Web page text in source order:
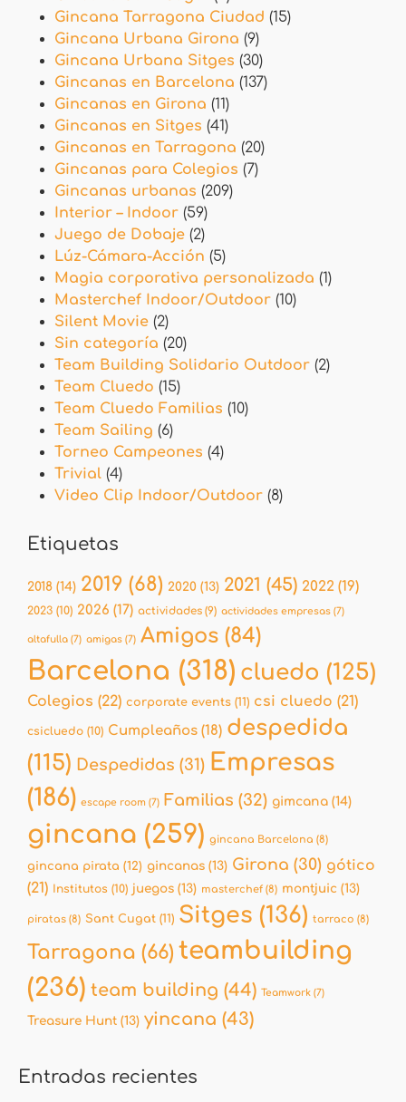
Gincana Tarragona Ciudad (15)
Gincana Urbana Girona (9)
Gincana Urbana Sitges (30)
Gincanas en Barcelona (137)
Gincanas en Girona (11)
Gincanas en Sitges (41)
Gincanas en Tarragona (20)
Gincanas para Colegios (7)
Gincanas urbanas (209)
Interior – Indoor (59)
Juego de Dobaje (2)
Lúz-Cámara-Acción (5)
Magia corporativa personalizada (1)
Masterchef Indoor/Outdoor (10)
Silent Movie (2)
Sin categoría (20)
Team Building Solidario Outdoor (2)
Team Cluedo (15)
Team Cluedo Familias (10)
Team Sailing (6)
Torneo Campeones (4)
Trivial (4)
Video Clip Indoor/Outdoor (8)
Etiquetas
2018 (14) 2019 (68) 2020 (13) 2021 (45) 2022 (19)
2023 (10) 2026 (17) actividades (9) actividades empresas (7)
altafulla (7) amigas (7) Amigos (84)
Barcelona (318) cluedo (125)
Colegios (22) corporate events (11) csi cluedo (21)
csicluedo (10) Cumpleaños (18) despedida
(115) Despedidas (31) Empresas
(186) escape room (7) Familias (32) gimcana (14)
gincana (259) gincana Barcelona (8)
gincana pirata (12) gincanas (13) Girona (30) gótico
(21) Institutos (10) juegos (13) masterchef (8) montjuic (13)
piratas (8) Sant Cugat (11) Sitges (136) tarraco (8)
Tarragona (66) teambuilding
(236) team building (44) Teamwork (7)
Treasure Hunt (13) yincana (43)
Entradas recientes